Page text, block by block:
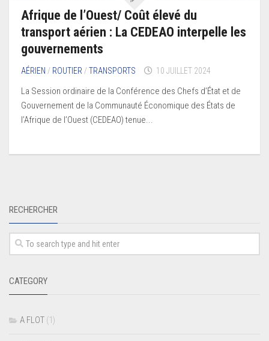
Afrique de l’Ouest/ Coût élevé du
transport aérien : La CEDEAO interpelle les
gouvernements
AÉRIEN / ROUTIER /TRANSPORTS 10 JUILLET 2024
La Session ordinaire de la Conférence des Chefs d’État et de
Gouvernement de la Communauté Économique des États de
l’Afrique de l’Ouest (CEDEAO) tenue...
RECHERCHER
CATEGORY
A FLOT (1)